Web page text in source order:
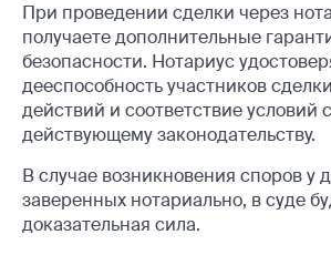
При проведении сделки через
получаете дополнительные
безопасности. Нотариус
дееспособность участников
действий и соответствие условий
действующему законодательству.
В случае возникновения споров у
заверенных нотариально, в суде
доказательная сила.